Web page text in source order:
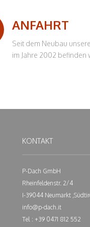
ANFAHRT
Seit dem Neubau
im Jahre 2002 befinden
KONTAKT
P-Dach GmbH
Rheinfeldenstr. 2/4
I-39044 Neumarkt
info@p-dach.it
Tel : +39 0471 812 552